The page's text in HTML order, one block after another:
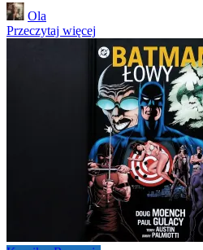
Posted
by
Ola
Przeczytaj więcej